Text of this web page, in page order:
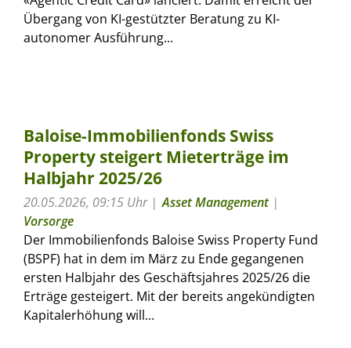
Übergang von KI-gestützter Beratung zu KI-
autonomer Ausführung...
Baloise-Immobilienfonds Swiss
Property steigert Mieterträge im
Halbjahr 2025/26
20.05.2026, 09:15 Uhr Asset Management|
Vorsorge
Der Immobilienfonds Baloise Swiss Property Fund
(BSPF) hat in dem im März zu Ende gegangenen
ersten Halbjahr des Geschäftsjahres 2025/26 die
Erträge gesteigert. Mit der bereits angekündigten
Kapitalerhöhung will...